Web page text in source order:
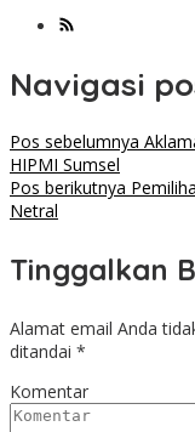
Navigasi
Pos sebelumnya
HIPMI Sumsel
Pos berikutnya
Netral
Tinggalkan
Alamat email Anda
ditandai *
Komentar